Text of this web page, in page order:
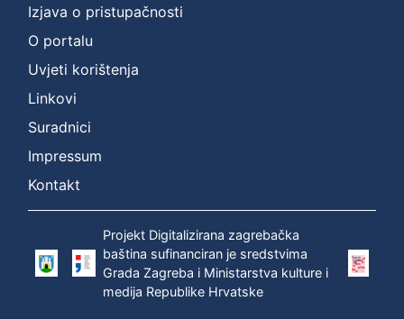
Izjava o pristupačnosti
O portalu
Uvjeti korištenja
Linkovi
Suradnici
Impressum
Kontakt
Projekt Digitalizirana zagrebačka
baština sufinanciran je sredstvima
Grada Zagreba i Ministarstva kulture i
medija Republike Hrvatske